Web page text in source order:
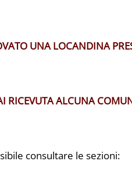
UNA LOCANDINA
RICEVUTA ALCUNA
consultare le sezioni: